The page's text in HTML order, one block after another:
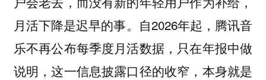
月活下降是迟早的事。自2026年起，腾讯音
乐不再公布每季度月活数据，只在年报中做
说明，这一信息披露口径的收窄，本身就是